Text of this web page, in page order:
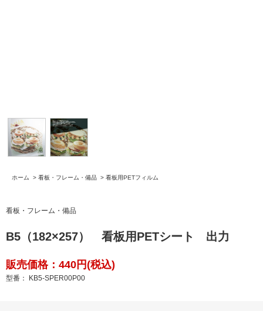
ホーム > 看板・フレーム・備品 > 看板用PETフィルム
看板・フレーム・備品
B5（182×257） 看板用PETシート 出力
販売価格：440円(税込)
型番： KB5-SPER00P00